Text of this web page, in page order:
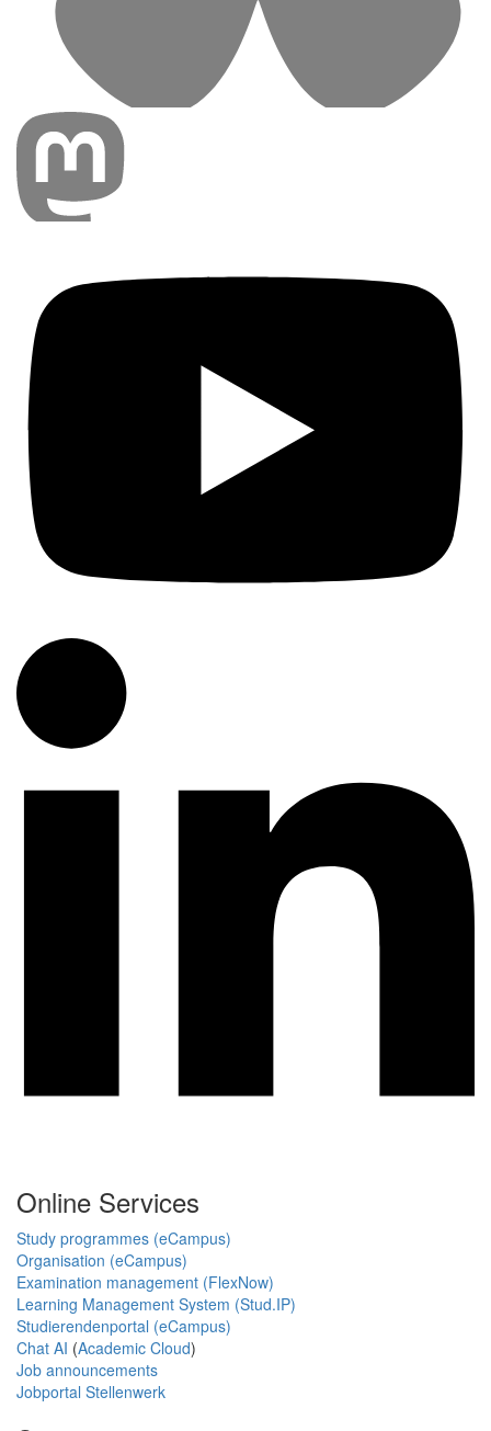
Online Services
Study programmes (eCampus)
Organisation (eCampus)
Examination management (FlexNow)
Learning Management System (Stud.IP)
Studierendenportal (eCampus)
Chat AI (Academic Cloud)
Job announcements
Jobportal Stellenwerk